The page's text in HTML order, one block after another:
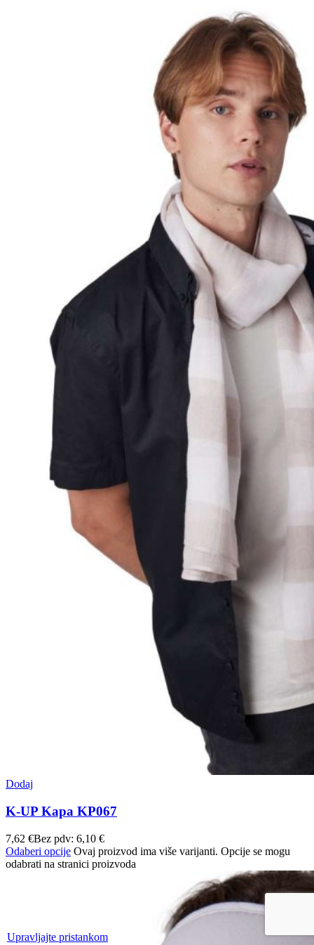
Dodaj
K-UP Kapa KP067
7,62 €Bez pdv: 6,10 €
Odaberi opcije Ovaj proizvod ima više varijanti. Opcije se mogu
odabrati na stranici proizvoda
Upravljajte pristankom